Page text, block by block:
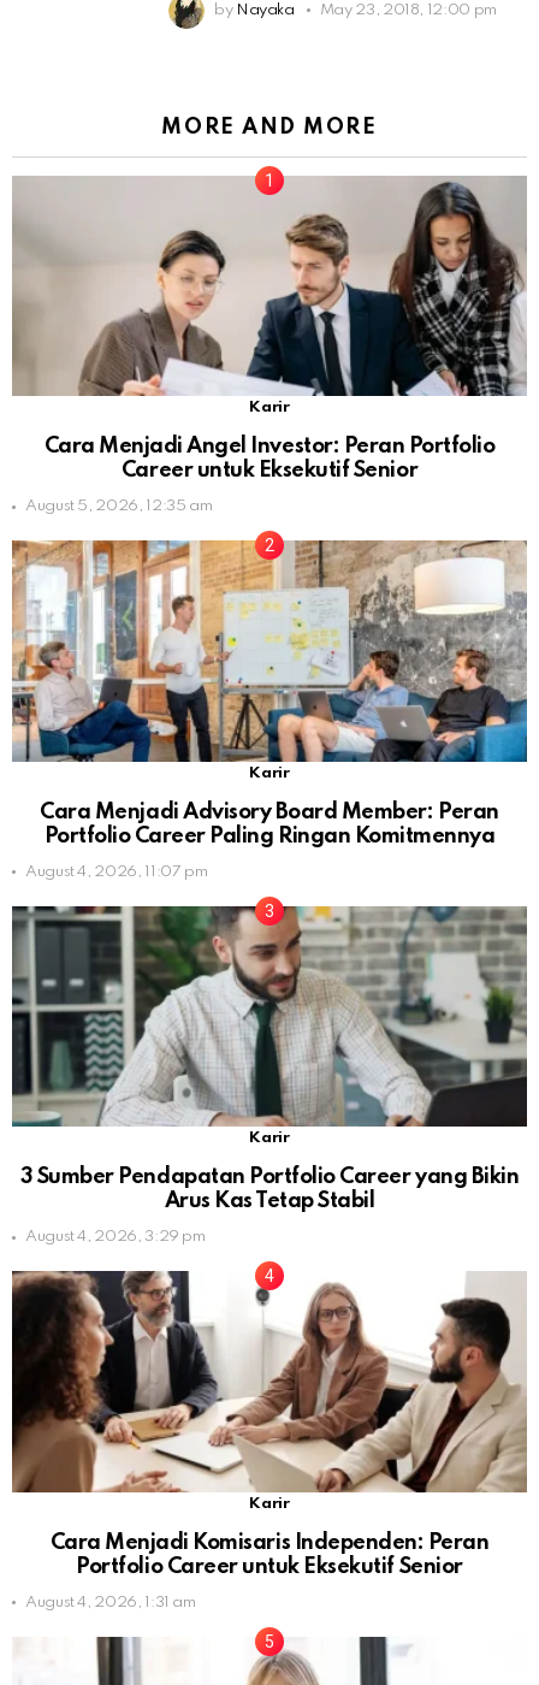
by Nayaka May 23, 2018, 12:00 pm
MORE AND MORE
Karir
Cara Menjadi Angel Investor: Peran Portfolio
Career untuk Eksekutif Senior
August 5, 2026, 12:35 am
Karir
Cara Menjadi Advisory Board Member: Peran
Portfolio Career Paling Ringan Komitmennya
August 4, 2026, 11:07 pm
Karir
3 Sumber Pendapatan Portfolio Career yang Bikin
Arus Kas Tetap Stabil
August 4, 2026, 3:29 pm
Karir
Cara Menjadi Komisaris Independen: Peran
Portfolio Career untuk Eksekutif Senior
August 4, 2026, 1:31 am